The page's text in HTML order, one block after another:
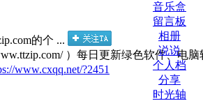
的个 ...
）每日更新绿色软件、电
www.cxqq.net/?2451
音乐盒
留言板
相册
说说
个人档
分享
时光轴